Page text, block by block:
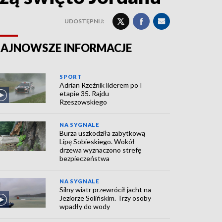
UDOSTĘPNIJ:
INFORMACJE
SPORT
Adrian Rzeźnik liderem po I
etapie 35. Rajdu
Rzeszowskiego
NA SYGNALE
Burza uszkodziła zabytkową
Lipę Sobieskiego. Wokół
drzewa wyznaczono strefę
bezpieczeństwa
NA SYGNALE
Silny wiatr przewrócił jacht na
Jeziorze Solińskim. Trzy osoby
wpadły do wody